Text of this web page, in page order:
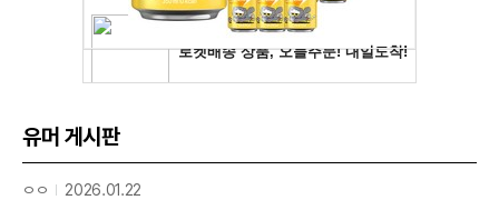
유머 게시판
ㅇㅇ 2026.01.22